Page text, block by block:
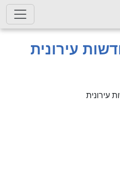
עירונית
עירונית